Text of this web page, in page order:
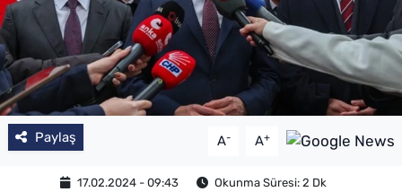
Paylaş A- A+
17.02.2024 - 09:43 Okunma Süresi: 2 Dk